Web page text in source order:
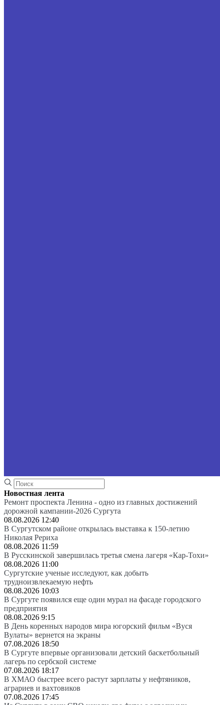
Новостная лента
Ремонт проспекта Ленина - одно из главных достижений
дорожной кампании-2026 Сургута
08.08.2026 12:40
В Сургутском районе открылась выставка к 150-летию
Николая Рериха
08.08.2026 11:59
В Русскинской завершилась третья смена лагеря «Кар-Тохи»
08.08.2026 11:00
Сургутские ученые исследуют, как добыть
трудноизвлекаемую нефть
08.08.2026 10:03
В Сургуте появился еще один мурал на фасаде городского
предприятия
08.08.2026 9:15
В День коренных народов мира югорский фильм «Вуся
Вулаты» вернется на экраны
07.08.2026 18:50
В Сургуте впервые организовали детский баскетбольный
лагерь по сербской системе
07.08.2026 18:17
В ХМАО быстрее всего растут зарплаты у нефтяников,
аграриев и вахтовиков
07.08.2026 17:45